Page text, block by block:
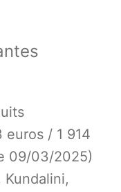
euros / 1 914
09/03/2025)
Kundalini,